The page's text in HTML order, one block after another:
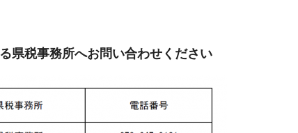
県税事務所へお問い合わせください